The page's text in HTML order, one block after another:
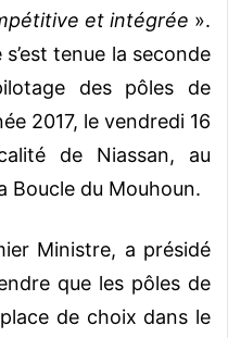
et intégrée ».
tenue la seconde
des pôles de
2017, le vendredi 16
de Niassan, au
Boucle du Mouhoun.
Ministre, a présidé
que les pôles de
de choix dans le